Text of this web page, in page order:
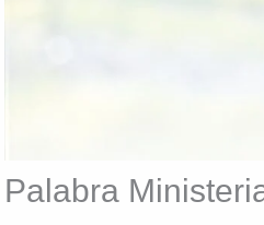
Palabra